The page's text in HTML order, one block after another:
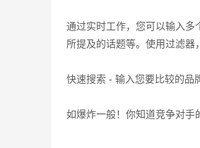
通过实时工作，您可以输入
所提及的话题等。使用过滤器
快速搜索 - 输入您要比较的品
如爆炸一般！你知道竞争对手